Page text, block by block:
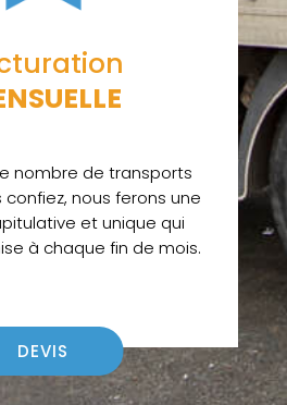
nombre de transports
nous ferons une
et unique qui
à chaque fin de mois.
DEVIS